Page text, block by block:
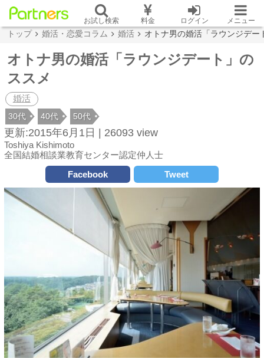
お試し検索 料金 ログイン メニュー
トップ 婚活・恋愛コラム 婚活 オトナ男の婚活「ラウンジデー
オトナ男の婚活「ラウンジデート」の
ススメ
婚活
30代 40代 50代
更新:2015年6月1日 | 26093 view
Toshiya Kishimoto
全国結婚相談業教育センター認定仲人士
Facebook
Tweet